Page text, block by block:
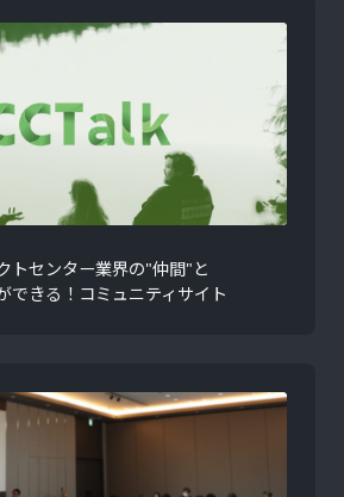
トセンター業界の"仲間"と
できる！コミュニティサイト